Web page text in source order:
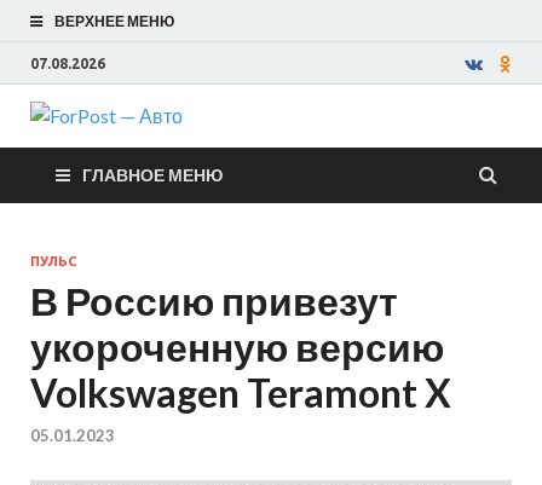
ВЕРХНЕЕ МЕНЮ
07.08.2026
ForPost —
Авто
ГЛАВНОЕ МЕНЮ
ПУЛЬС
В Россию привезут
укороченную версию
Volkswagen Teramont X
05.01.2023